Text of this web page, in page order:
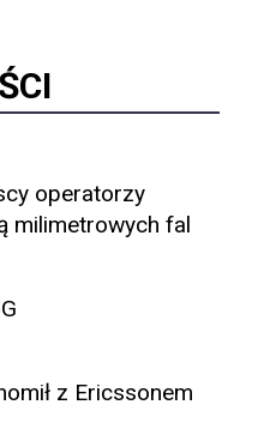
operatorzy
milimetrowych fal
z Ericssonem